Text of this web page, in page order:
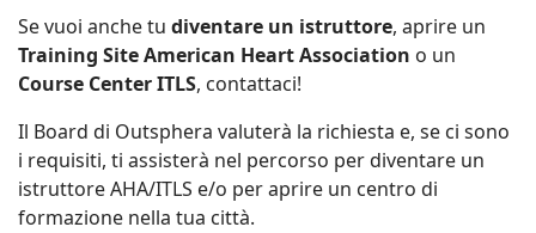
Se vuoi anche tu diventare un istruttore, aprire un
Training Site American Heart Association o un
Course Center ITLS, contattaci!
Il Board di Outsphera valuterà la richiesta e, se ci sono
i requisiti, ti assisterà nel percorso per diventare un
istruttore AHA/ITLS e/o per aprire un centro di
formazione nella tua città.